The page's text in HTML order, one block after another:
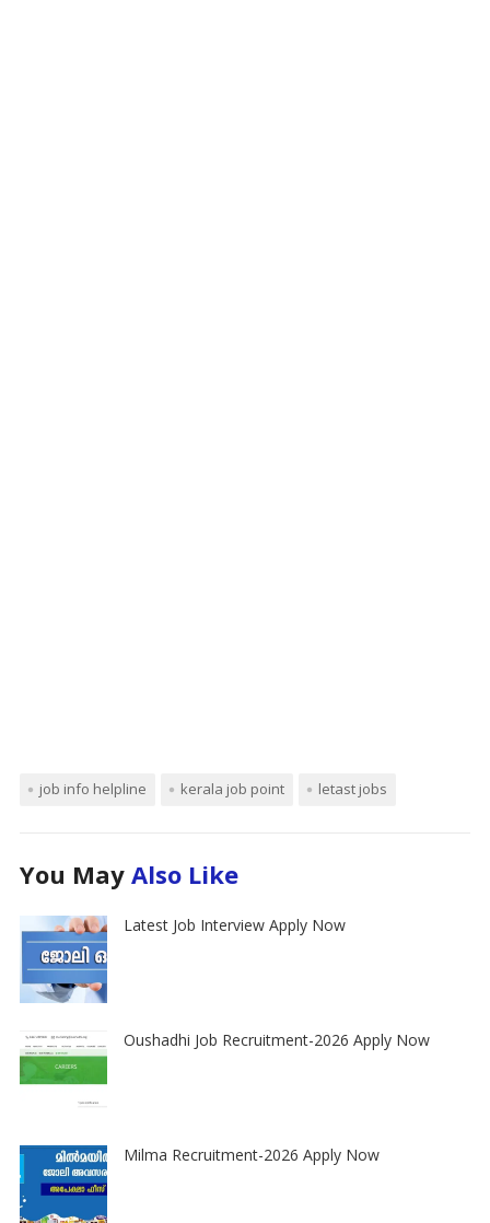
job info helpline kerala job point letast jobs
You May Also Like
Latest Job Interview Apply Now
Oushadhi Job Recruitment-2026 Apply Now
Milma Recruitment-2026 Apply Now